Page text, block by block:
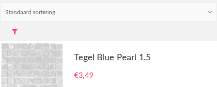
Tegel Blue Pearl 1,5
€3,49